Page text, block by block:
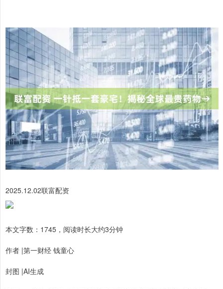
2025.12.02联富配资
本文字数：1745，阅读时长大约3分钟
作者 |第一财经 钱童心
封图 |AI生成